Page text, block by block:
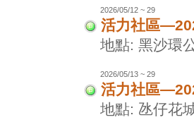
2026/05/12 ~ 29
活力社區
地點: 黑沙環
2026/05/13 ~ 29
活力社區
地點: 氹仔花